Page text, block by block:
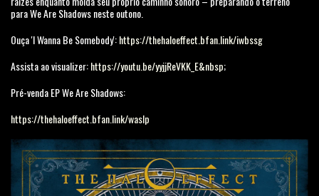
para We Are Shadows neste outono.
Ouça 'I Wanna Be Somebody':https://thehaloeffect.bfan.link/iwbssg
Assista ao visualizer:https://youtu.be/yyjjReVKK_E&nbsp;
Pré-venda EP We Are Shadows:
https://thehaloeffect.bfan.link/waslp